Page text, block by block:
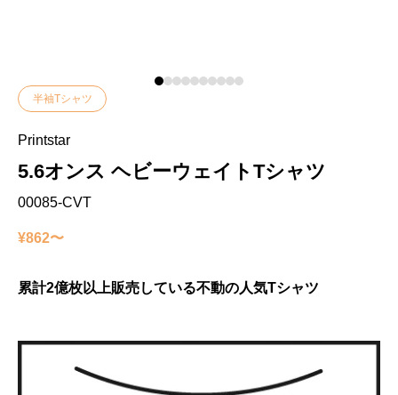
半袖Tシャツ
Printstar
5.6オンス ヘビーウェイトTシャツ
00085-CVT
¥862〜
累計2億枚以上販売している不動の人気Tシャツ